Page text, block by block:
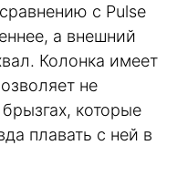
с Pulse
а внешний
Колонка имеет
не
которые
плавать с ней в